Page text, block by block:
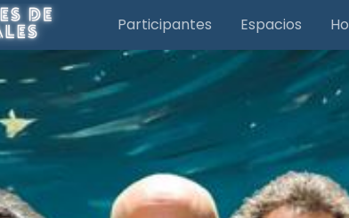
Participantes Espacios